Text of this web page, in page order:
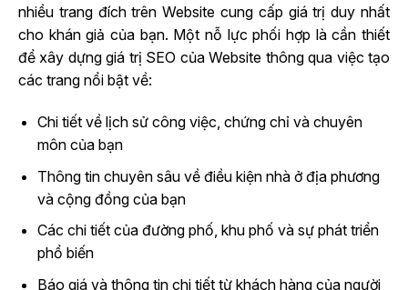
nhiều trang đích trên Website cung cấp giá trị duy nhất
cho khán giả của bạn. Một nỗ lực phối hợp là cần thiết
để xây dựng giá trị SEO của Website thông qua việc tạo
các trang nổi bật về:
Chi tiết về lịch sử công việc, chứng chỉ và chuyên
môn của bạn
Thông tin chuyên sâu về điều kiện nhà ở địa phương
và cộng đồng của bạn
Các chi tiết của đường phố, khu phố và sự phát triển
phổ biến
Báo giá và thông tin chi tiết từ khách hàng của người